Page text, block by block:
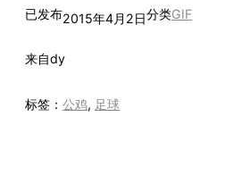
已发布2015年4月2日分类GIF
来自dy
标签： 公鸡, 足球